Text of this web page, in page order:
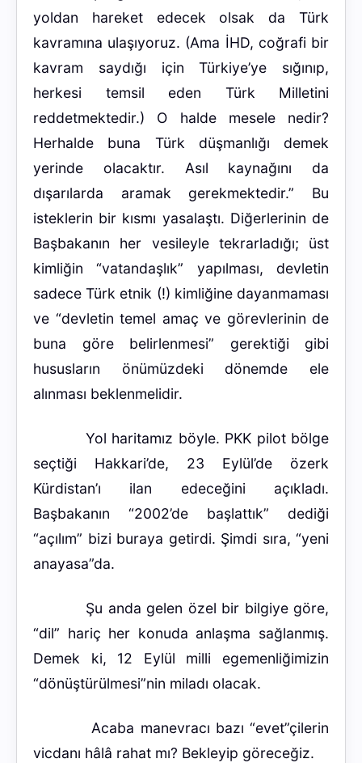
yoldan hareket edecek olsak da Türk
kavramına ulaşıyoruz. (Ama İHD, coğrafi bir
kavram saydığı için Türkiye’ye sığınıp,
herkesi temsil eden Türk Milletini
reddetmektedir.) O halde mesele nedir?
Herhalde buna Türk düşmanlığı demek
yerinde olacaktır. Asıl kaynağını da
dışarılarda aramak gerekmektedir.” Bu
isteklerin bir kısmı yasalaştı. Diğerlerinin de
Başbakanın her vesileyle tekrarladığı; üst
kimliğin “vatandaşlık” yapılması, devletin
sadece Türk etnik (!) kimliğine dayanmaması
ve “devletin temel amaç ve görevlerinin de
buna göre belirlenmesi” gerektiği gibi
hususların önümüzdeki dönemde ele
alınması beklenmelidir.
Yol haritamız böyle. PKK pilot bölge
seçtiği Hakkari’de, 23 Eylül’de özerk
Kürdistan’ı ilan edeceğini açıkladı.
Başbakanın “2002’de başlattık” dediği
“açılım” bizi buraya getirdi. Şimdi sıra, “yeni
anayasa”da.
Şu anda gelen özel bir bilgiye göre,
“dil” hariç her konuda anlaşma sağlanmış.
Demek ki, 12 Eylül milli egemenliğimizin
“dönüştürülmesi”nin miladı olacak.
Acaba manevracı bazı “evet”çilerin
vicdanı hâlâ rahat mı? Bekleyip göreceğiz.